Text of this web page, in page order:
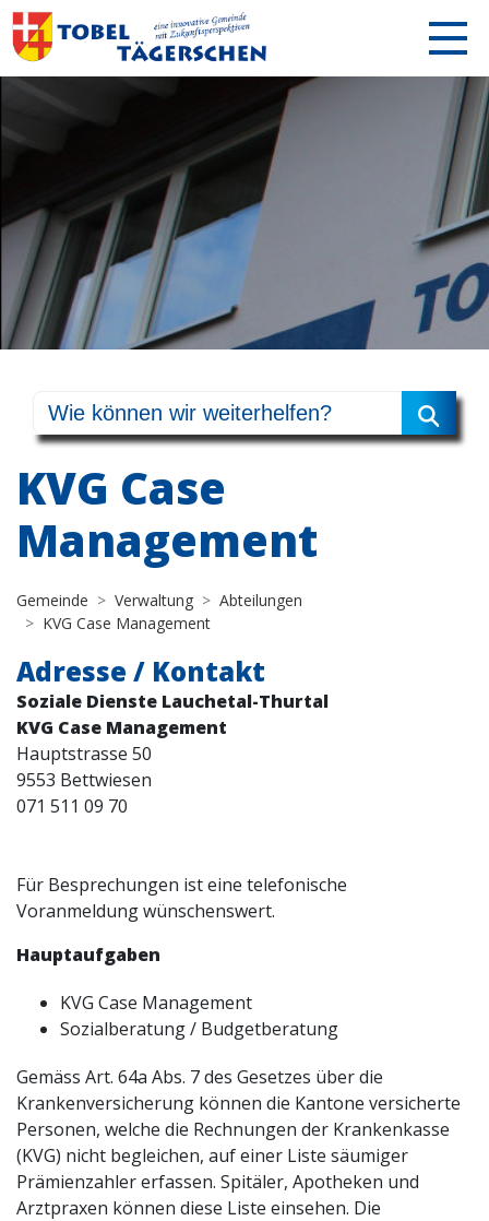
KVG Case
Management
Gemeinde Verwaltung
Abteilungen
KVG Case Management
Adresse / Kontakt
Soziale Dienste Lauchetal-Thurtal
KVG Case Management
Hauptstrasse 50
9553 Bettwiesen
071 511 09 70
Für Besprechungen ist eine telefonische
Voranmeldung wünschenswert.
Hauptaufgaben
KVG Case Management
Sozialberatung / Budgetberatung
Gemäss Art. 64a Abs. 7 des Gesetzes über die
Krankenversicherung können die Kantone versicherte
Personen, welche die Rechnungen der Krankenkasse
(KVG) nicht begleichen, auf einer Liste säumiger
Prämienzahler erfassen. Spitäler, Apotheken und
Arztpraxen können diese Liste einsehen. Die